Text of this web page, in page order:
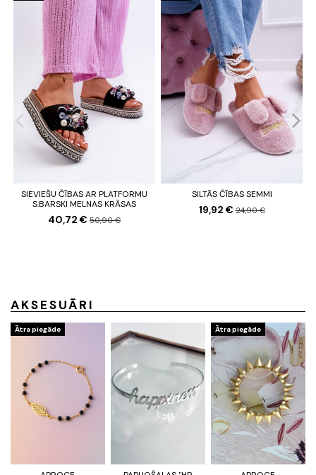
SIEVIEŠU ČĪBAS AR PLATFORMU
S.BARSKI MELNAS KRĀSAS
40,72 € 50,90 €
SILTĀS ČĪBAS SEMMI
19,92 €24,90 €
AKSESUĀRI
Ātra piegāde Ātra piegāde